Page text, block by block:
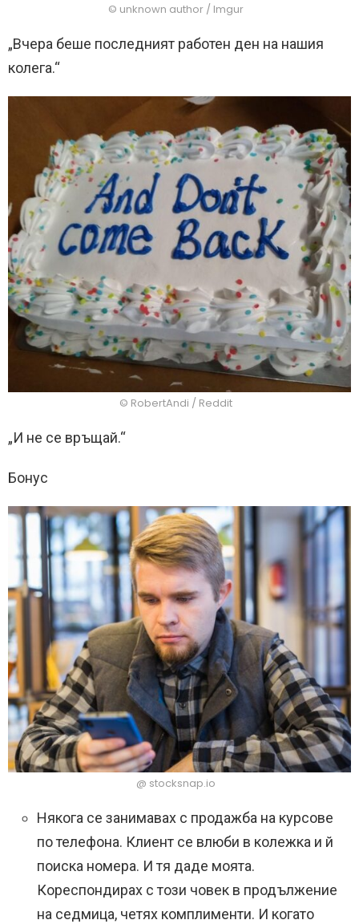
© unknown author / Imgur
„Вчера беше последният работен ден на нашия
колега.“
© RobertAndi / Reddit
„И не се връщай.“
Бонус
@ stocksnap.io
Някога се занимавах с продажба на курсове
по телефона. Клиент се влюби в колежка и й
поиска номера. И тя даде моята.
Кореспондирах с този човек в продължение
на седмица, четях комплименти. И когато